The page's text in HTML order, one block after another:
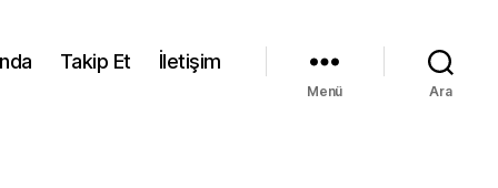
Takip Et İletişim
Menü Ara